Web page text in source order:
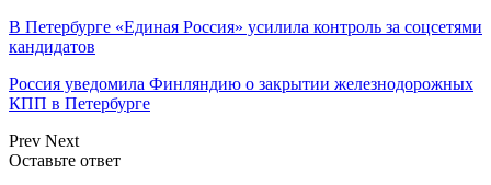
В Петербурге «Единая Россия» усилила контроль за соцсетями
кандидатов
Россия уведомила Финляндию о закрытии железнодорожных
КПП в Петербурге
Prev Next
Оставьте ответ